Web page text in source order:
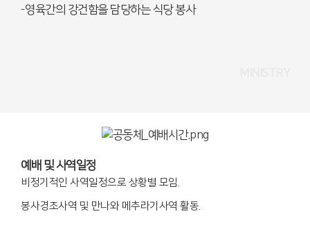
-영육간의 강건함을 담당하는 식당 봉사
예배 및 사역일정
비정기적인 사역일정으로 상황별 모임
봉사경조사역 및 만나와 메추라기사역 활동.